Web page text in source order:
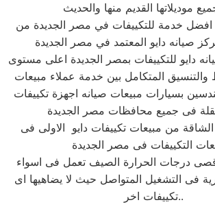
افضل خدمة للتكييفات في مصر الجديدة من
دايو للتكييفات بمصر الجديدة اعلى مستوى
والتنسيق المتكامل بين خدمة عملاء مبيعات
بسيارات مبيعات صيانه اجهزة تكييفات
من مبيعات تكييفات دايو الاولى فى
درجات الحرارة الصيف تعمل فى اسواء
فى التشغيل المتواصل حيث لا يضاهيها اى
تكييفات اخر..